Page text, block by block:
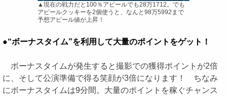
▲現在の戦力だと100％アピールでも28万1712。でも
アピールクッキーを2個使うと、なんと98万5992まで
予想アピール値が上昇！
●“ボーナスタイム”を利用して大量のポイントをゲット！
ボーナスタイムが発生すると撮影での獲得ポイントが2倍
に、そして公演準備で得る笑顔が3倍になります！ ちなみ
にボーナスタイムは9分間。大量のポイントを稼ぐチャンス